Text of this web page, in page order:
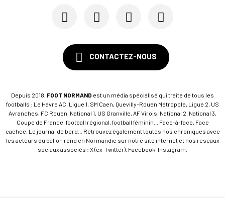
Le FC Rouen, meilleure équipe normande de l'ann...
CONTACTEZ-NOUS
Depuis 2018, FOOT NORMAND est un média spécialisé qui traite de tous les
footballs : Le Havre AC, Ligue 1, SM Caen, Quevilly-Rouen Métropole, Ligue 2, US
Avranches, FC Rouen, National 1, US Granville, AF Virois, National 2, National 3,
Coupe de France, football régional, football féminin... Face-à-face, Face
cachée, Le journal de bord... Retrouvez également toutes nos chroniques avec
les acteurs du ballon rond en Normandie sur notre site internet et nos réseaux
sociaux associés : X (ex-Twitter), Facebook, Instagram.